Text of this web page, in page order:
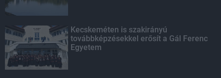
Kecskeméten is szakirányú
továbbképzésekkel erősít a Gál Ferenc
Egyetem